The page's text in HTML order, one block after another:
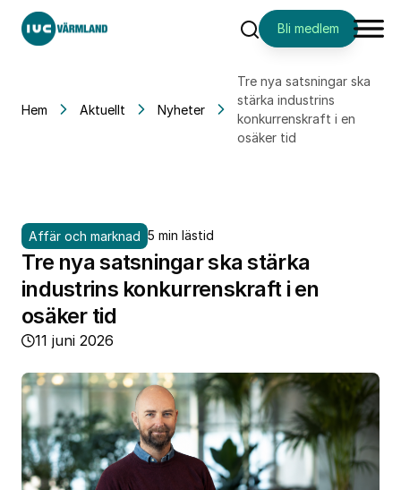
SökBli medlem
Hem Aktuellt Nyheter
Tre nya satsningar ska
stärka industrins
konkurrenskraft i en
osäker tid
Affär och marknad 5 min lästid
Tre nya satsningar ska stärka
industrins konkurrenskraft i en
osäker tid
11 juni 2026